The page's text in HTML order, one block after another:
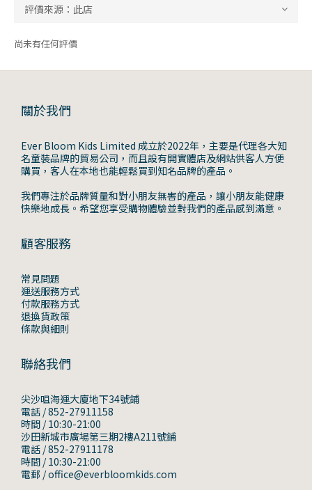
尚未有任何評價
關於我們
Ever Bloom Kids Limited 成立於2022年，主要是代理各大知
名童裝品牌的貿易公司，而且設有開實體店及網站供客人方便
購買，客人在本地也能輕鬆買到知名品牌的產品。
我們專注於品牌質量和對小朋友無害的產品，讓小朋友能健康
快樂地成長。希望您享受購物體驗並對我們的產品感到滿意。
顧客服務
常見問題
運送服務方式
付款服務方式
退換貨政策
條款與細則
聯絡我們
尖沙咀海運大廈地下34號鋪
電話 / 852-27911158
時間 / 10:30-21:00
沙田新城市廣場第三期2樓A211號鋪
電話 / 852-27911178
時間 / 10:30-21:00
電郵 / office@everbloomkids.com